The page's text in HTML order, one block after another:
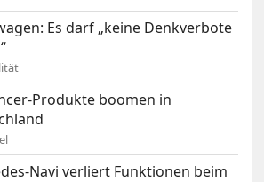
Es darf „keine Denkverbote
Produkte boomen in
Navi verliert Funktionen beim